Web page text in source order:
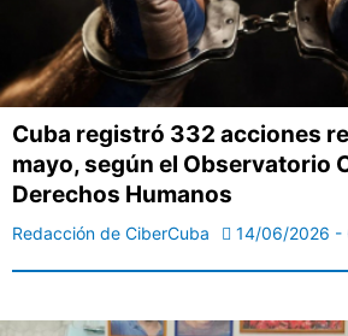
Cuba registró 332 acciones
mayo, según el Observatorio
Derechos Humanos
Redacción de CiberCuba 14/06/2026 -